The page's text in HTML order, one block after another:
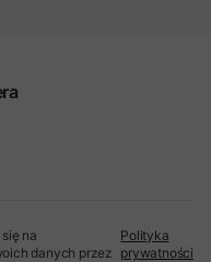
na
danych przez
Polityka
prywatności